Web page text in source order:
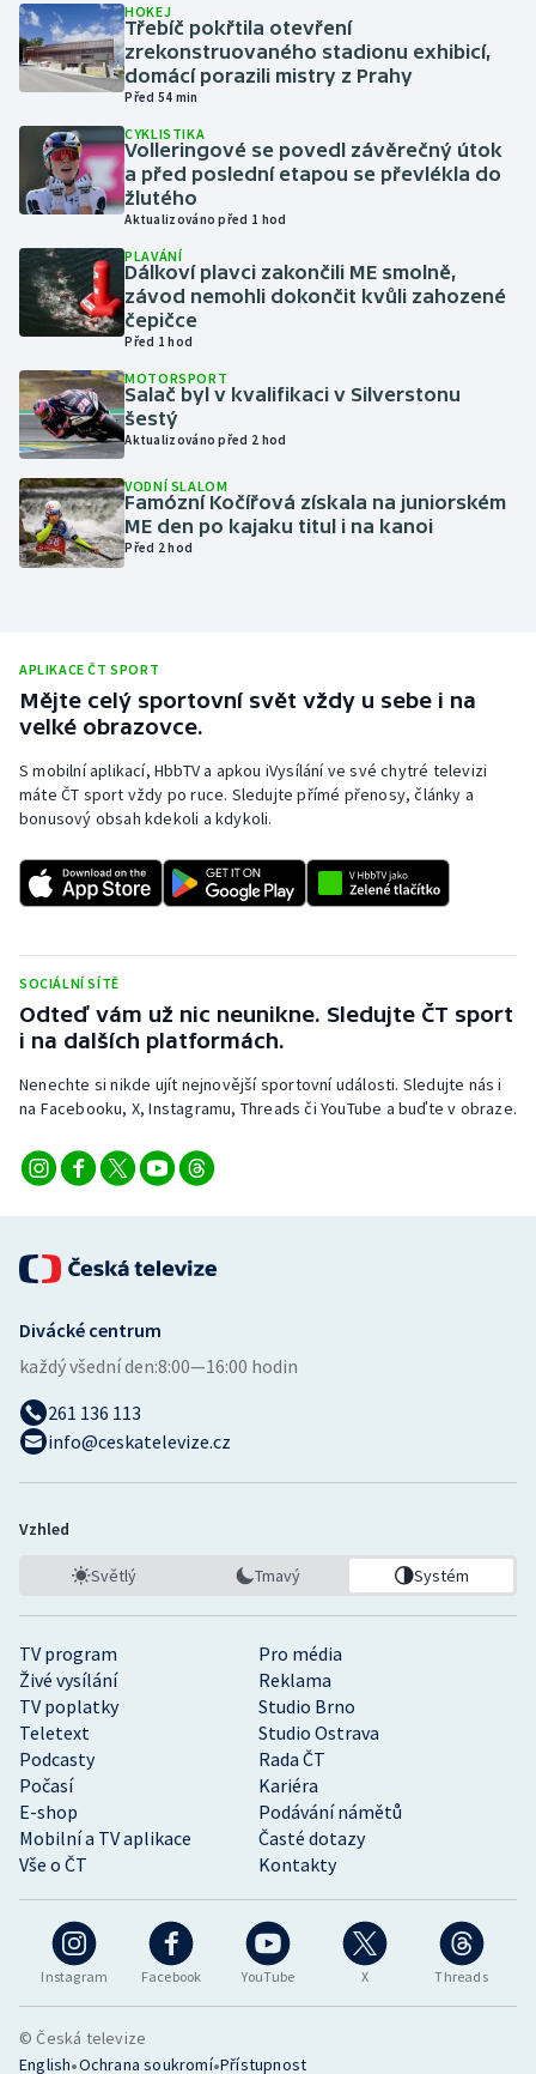
Házená
Jezdectví
Judo
Krasobruslení
Lezení
Lyže a snowboard
Moderní pětiboj
Motorsport
Olympijské hry
Parasport
Plážový volejbal
Ragby
Rychlobruslení
Short track
Sportovní střelba
Stolní tenis
Triatlon
Vodní slalom
HOKEJ
Třebíč pokřtila otevření
zrekonstruovaného stadionu exhibicí,
domácí porazili mistry z Prahy
Před 54 min
CYKLISTIKA
Volleringové se povedl závěrečný útok
a před poslední etapou se převlékla do
žlutého
Aktualizováno před 1 hod
PLAVÁNÍ
Dálkoví plavci zakončili ME smolně,
závod nemohli dokončit kvůli zahozené
čepičce
Před 1 hod
MOTORSPORT
Salač byl v kvalifikaci v Silverstonu
šestý
Aktualizováno před 2 hod
VODNÍ SLALOM
Famózní Kočířová získala na juniorském
ME den po kajaku titul i na kanoi
Před 2 hod
APLIKACE ČT SPORT
Mějte celý sportovní svět vždy u sebe i na
velké obrazovce.
S mobilní aplikací, HbbTV a apkou iVysílání ve své chytré televizi
máte ČT sport vždy po ruce. Sledujte přímé přenosy, články a
bonusový obsah kdekoli a kdykoli.
SOCIÁLNÍ SÍTĚ
Odteď vám už nic neunikne. Sledujte ČT sport
i na dalších platformách.
Nenechte si nikde ujít nejnovější sportovní události. Sledujte nás i
na Facebooku, X, Instagramu, Threads či YouTube a buďte v obraze.
Instagram Facebook YouTube X Threads
TV program
Pro média
Živé vysílání
Reklama
TV poplatky
Studio Brno
Teletext
Studio Ostrava
Podcasty
Rada ČT
Počasí
Kariéra
E-shop
Podávání námětů
Mobilní a TV aplikace
Časté dotazy
Vše o ČT
Kontakty
Divácké centrum
každý všední den:8:00—16:00 hodin
261 136 113
info@ceskatelevize.cz
Vzhled
Světlý Tmavý Systém
© Česká televize
English•Ochrana soukromí•Přístupnost